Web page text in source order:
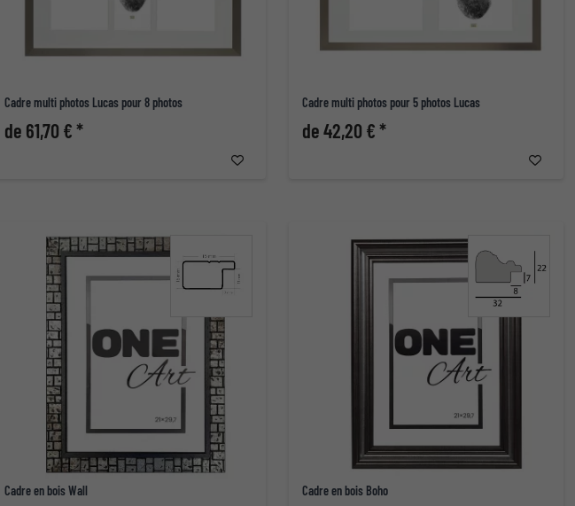
Cadre multi photos Lucas pour 8 photos
de 61,70 € *
Cadre multi photos pour 5 photos Lucas
de 42,20 € *
Cadre en bois Wall Cadre en bois Boho